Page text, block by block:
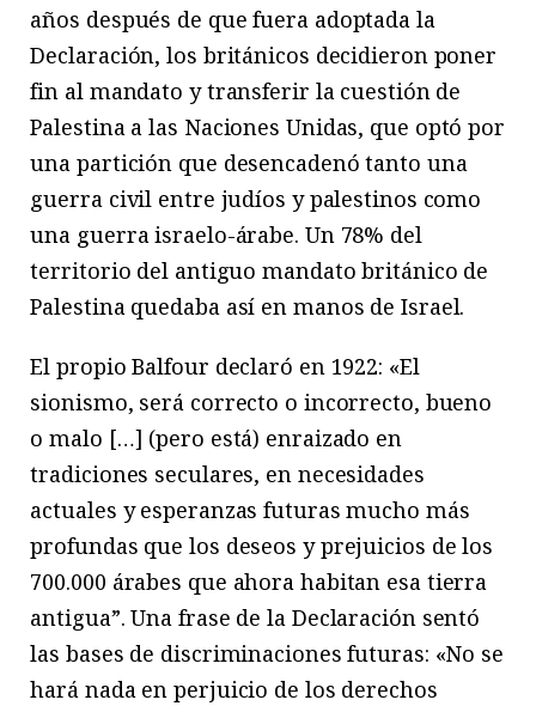
años después de que fuera adoptada la
Declaración, los británicos decidieron poner
fin al mandato y transferir la cuestión de
Palestina a las Naciones Unidas, que optó por
una partición que desencadenó tanto una
guerra civil entre judíos y palestinos como
una guerra israelo-árabe. Un 78% del
territorio del antiguo mandato británico de
Palestina quedaba así en manos de Israel.
El propio Balfour declaró en 1922: «El
sionismo, será correcto o incorrecto, bueno
o malo […] (pero está) enraizado en
tradiciones seculares, en necesidades
actuales y esperanzas futuras mucho más
profundas que los deseos y prejuicios de los
700.000 árabes que ahora habitan esa tierra
antigua”. Una frase de la Declaración sentó
las bases de discriminaciones futuras: «No se
hará nada en perjuicio de los derechos